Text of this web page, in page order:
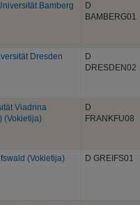
Bamberg
D
BAMBERG01
Dresden
D
DRESDEN02
Viadrina
(Vokietija)
D
FRANKFU08
(Vokietija) D GREIFS01